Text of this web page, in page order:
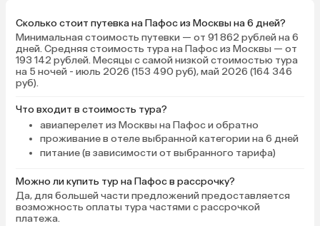
Сколько стоит путевка на Пафос из Москвы на 6 дней?
Минимальная стоимость путевки — от 91 862 рублей на 6
дней. Средняя стоимость тура на Пафос из Москвы — от
193 142 рублей. Месяцы с самой низкой стоимостью тура
на 5 ночей - июль 2026 (153 490 руб), май 2026 (164 346
руб).
Что входит в стоимость тура?
авиаперелет из Москвы на Пафос и обратно
проживание в отеле выбранной категории на 6 дней
питание (в зависимости от выбранного тарифа)
Можно ли купить тур на Пафос в рассрочку?
Да, для большей части предложений предоставляется
возможность оплаты тура частями с рассрочкой
платежа.